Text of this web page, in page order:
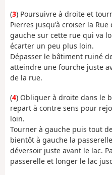
(3) Poursuivre à droite et
Pierres jusqu'à croiser la Rue
gauche sur cette rue qui va
écarter un peu plus loin.
Dépasser le bâtiment ruiné
atteindre une fourche juste
de la rue.
(4) Obliquer à droite dans le
repart à contre sens pour
loin.
Tourner à gauche puis tout
bientôt à gauche la
déversoir juste avant le lac.
passerelle et longer le lac